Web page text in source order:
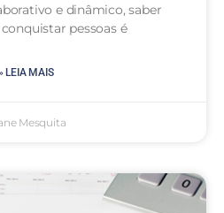
e dinâmico, saber
pessoas é
LEIA MAIS
Mesquita